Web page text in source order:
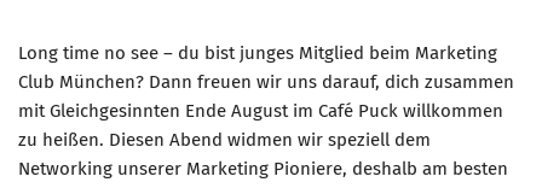
Marketing Pioniere im BVMC
CLUB-KOMMUNIKATION
Newsletter
Long time no see – du bist junges Mitglied beim Marketing
Club München? Dann freuen wir uns darauf, dich zusammen
mit Gleichgesinnten Ende August im Café Puck willkommen
zu heißen. Diesen Abend widmen wir speziell dem
Networking unserer Marketing Pioniere, deshalb am besten